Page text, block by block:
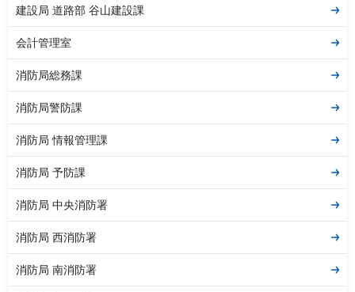
建設局 道路部 谷山建設課
会計管理室
消防局総務課
消防局警防課
消防局 情報管理課
消防局 予防課
消防局 中央消防署
消防局 西消防署
消防局 南消防署